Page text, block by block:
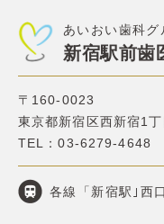
あいおい歯科グ
新宿駅前歯
〒160-0023
東京都新宿区西新宿1
TEL：03-6279-4648
各線「新宿駅｣西